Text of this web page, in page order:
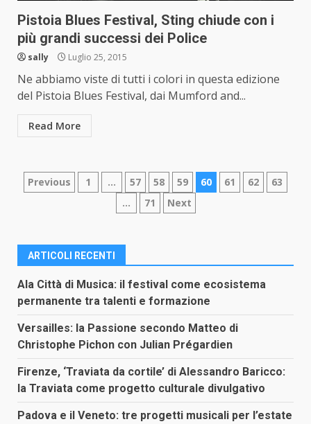
Pistoia Blues Festival, Sting chiude con i
più grandi successi dei Police
sally Luglio 25, 2015
Ne abbiamo viste di tutti i colori in questa edizione
del Pistoia Blues Festival, dai Mumford and...
Read More
Paginazione
articoli
Previous 1 … 57 58 59 60 61 62
63
…
71 Next
ARTICOLI RECENTI
Ala Città di Musica: il festival come ecosistema
permanente tra talenti e formazione
Versailles: la Passione secondo Matteo di
Christophe Pichon con Julian Prégardien
Firenze, ‘Traviata da cortile’ di Alessandro Baricco:
la Traviata come progetto culturale divulgativo
Padova e il Veneto: tre progetti musicali per l’estate